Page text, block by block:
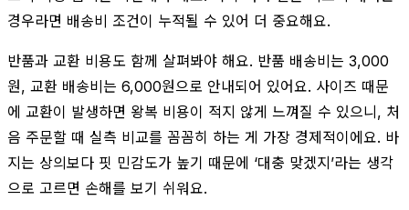
경우라면 배송비 조건이 누적될 수 있어 더 중요해요.
반품과 교환 비용도 함께 살펴봐야 해요. 반품 배송비는 3,000
원, 교환 배송비는 6,000원으로 안내되어 있어요. 사이즈 때문
에 교환이 발생하면 왕복 비용이 적지 않게 느껴질 수 있으니, 처
음 주문할 때 실측 비교를 꼼꼼히 하는 게 가장 경제적이에요. 바
지는 상의보다 핏 민감도가 높기 때문에 ‘대충 맞겠지’라는 생각
으로 고르면 손해를 보기 쉬워요.